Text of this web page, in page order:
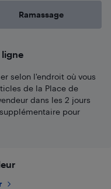
Ramassage
selon l'endroit où vous
de la Place de
dans les 2 jours
pour